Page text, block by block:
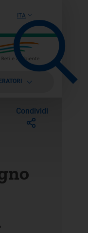
ITA
Condividi